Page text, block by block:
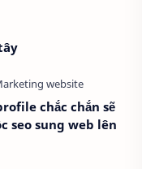
hành t…
chắc chắn sẽ
seo sung web lên